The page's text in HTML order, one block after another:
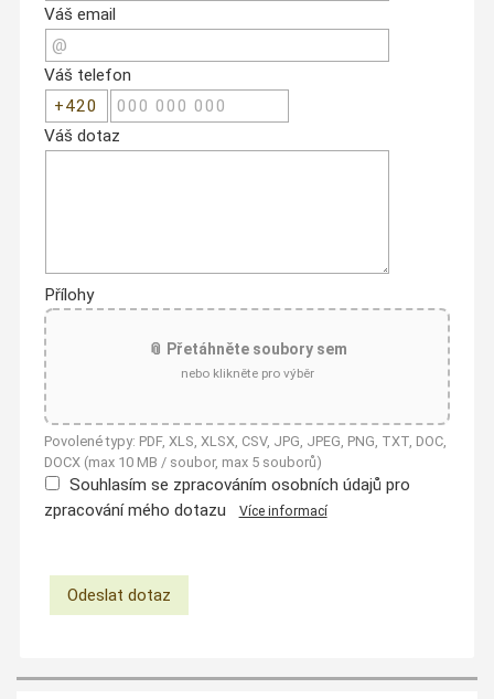
Váš email
Váš telefon
Váš dotaz
Přílohy
📎 Přetáhněte soubory sem
nebo klikněte pro výběr
Povolené typy: PDF, XLS, XLSX, CSV, JPG, JPEG, PNG, TXT, DOC,
DOCX (max 10 MB / soubor, max 5 souborů)
Souhlasím se zpracováním osobních údajů pro
zpracování mého dotazu
Více informací